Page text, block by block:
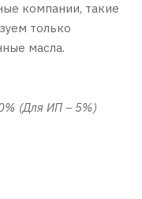
компании, такие
только
масла.
(Для ИП – 5%)